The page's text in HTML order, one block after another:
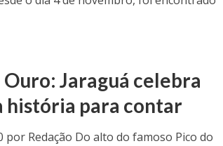
Ouro: Jaraguá celebra
história para contar
por Redação Do alto do famoso Pico do